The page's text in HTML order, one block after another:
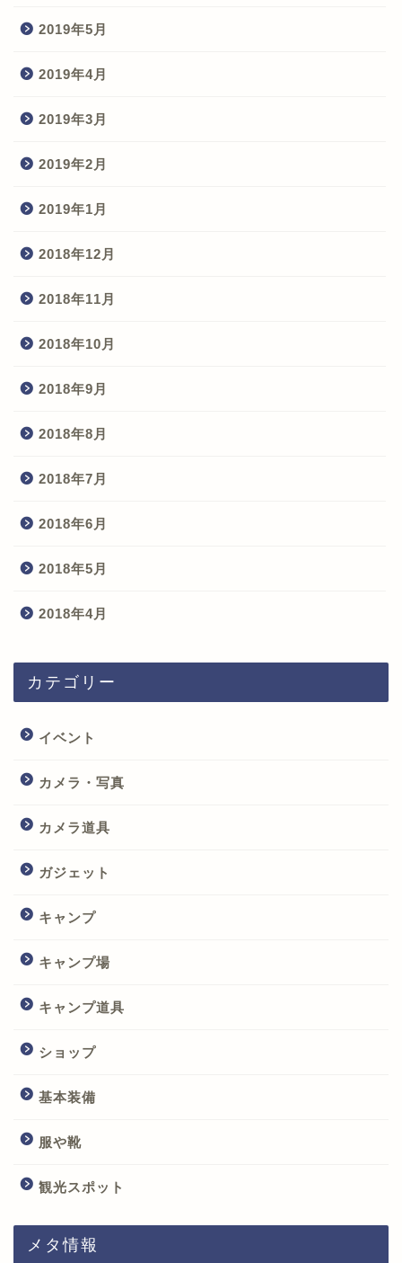
2019年5月
2019年4月
2019年3月
2019年2月
2019年1月
2018年12月
2018年11月
2018年10月
2018年9月
2018年8月
2018年7月
2018年6月
2018年5月
2018年4月
カテゴリー
イベント
カメラ・写真
カメラ道具
ガジェット
キャンプ
キャンプ場
キャンプ道具
ショップ
基本装備
服や靴
観光スポット
メタ情報